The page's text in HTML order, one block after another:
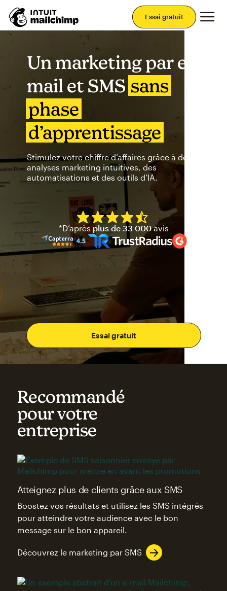
Essai gratuit
Un marketing par e-
mail et SMS sans
phase
d’apprentissage
Stimulez votre chiffre d’affaires grâce à des
analyses marketing intuitives, des
automatisations et des outils d’IA.
Essai gratuit
Mailchimp a une note de
*D’après plus de 33 000avis
Recommandé
pour votre
entreprise
Atteignez plus de clients grâce aux SMS
Boostez vos résultats et utilisez les SMS intégrés
pour atteindre votre audience avec le bon
message sur le bon appareil.
Découvrez le marketing par SMS